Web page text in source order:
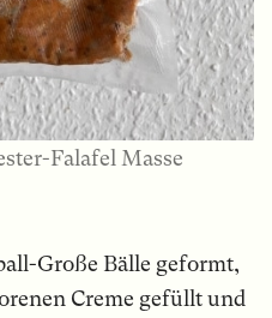
Falafel Masse
Große Bälle geformt,
Creme gefüllt und